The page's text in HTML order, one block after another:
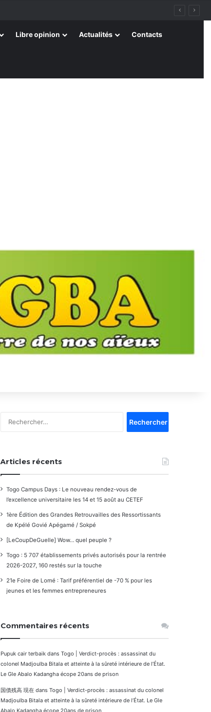
Libre opinion Actualités Contacts
Articles récents
Togo Campus Days : Le nouveau rendez-vous de
l’excellence universitaire les 14 et 15 août au CETEF
1ère Édition des Grandes Retrouvailles des Ressortissants
de Kpélé Govié Apégamé / Sokpé
[LeCoupDeGuelle] Wow… quel peuple ?
Togo : 5 707 établissements privés autorisés pour la rentrée
2026-2027, 160 restés sur la touche
21e Foire de Lomé : Tarif préférentiel de -70 % pour les
jeunes et les femmes entrepreneures
Commentaires récents
Pupuk cair terbaik dans Togo | Verdict-procès : assassinat du
colonel Madjoulba Bitala et atteinte à la sûreté intérieure de l’État.
Le Gle Abalo Kadangha écope 20ans de prison
国債残高 現在 dans Togo | Verdict-procès : assassinat du colonel
Madjoulba Bitala et atteinte à la sûreté intérieure de l’État. Le Gle